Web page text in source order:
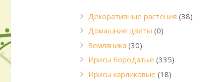
Декоративные растения (38)
Домашние цветы (0)
Земляника (30)
Ирисы бородатые (335)
Ирисы карликовые (18)